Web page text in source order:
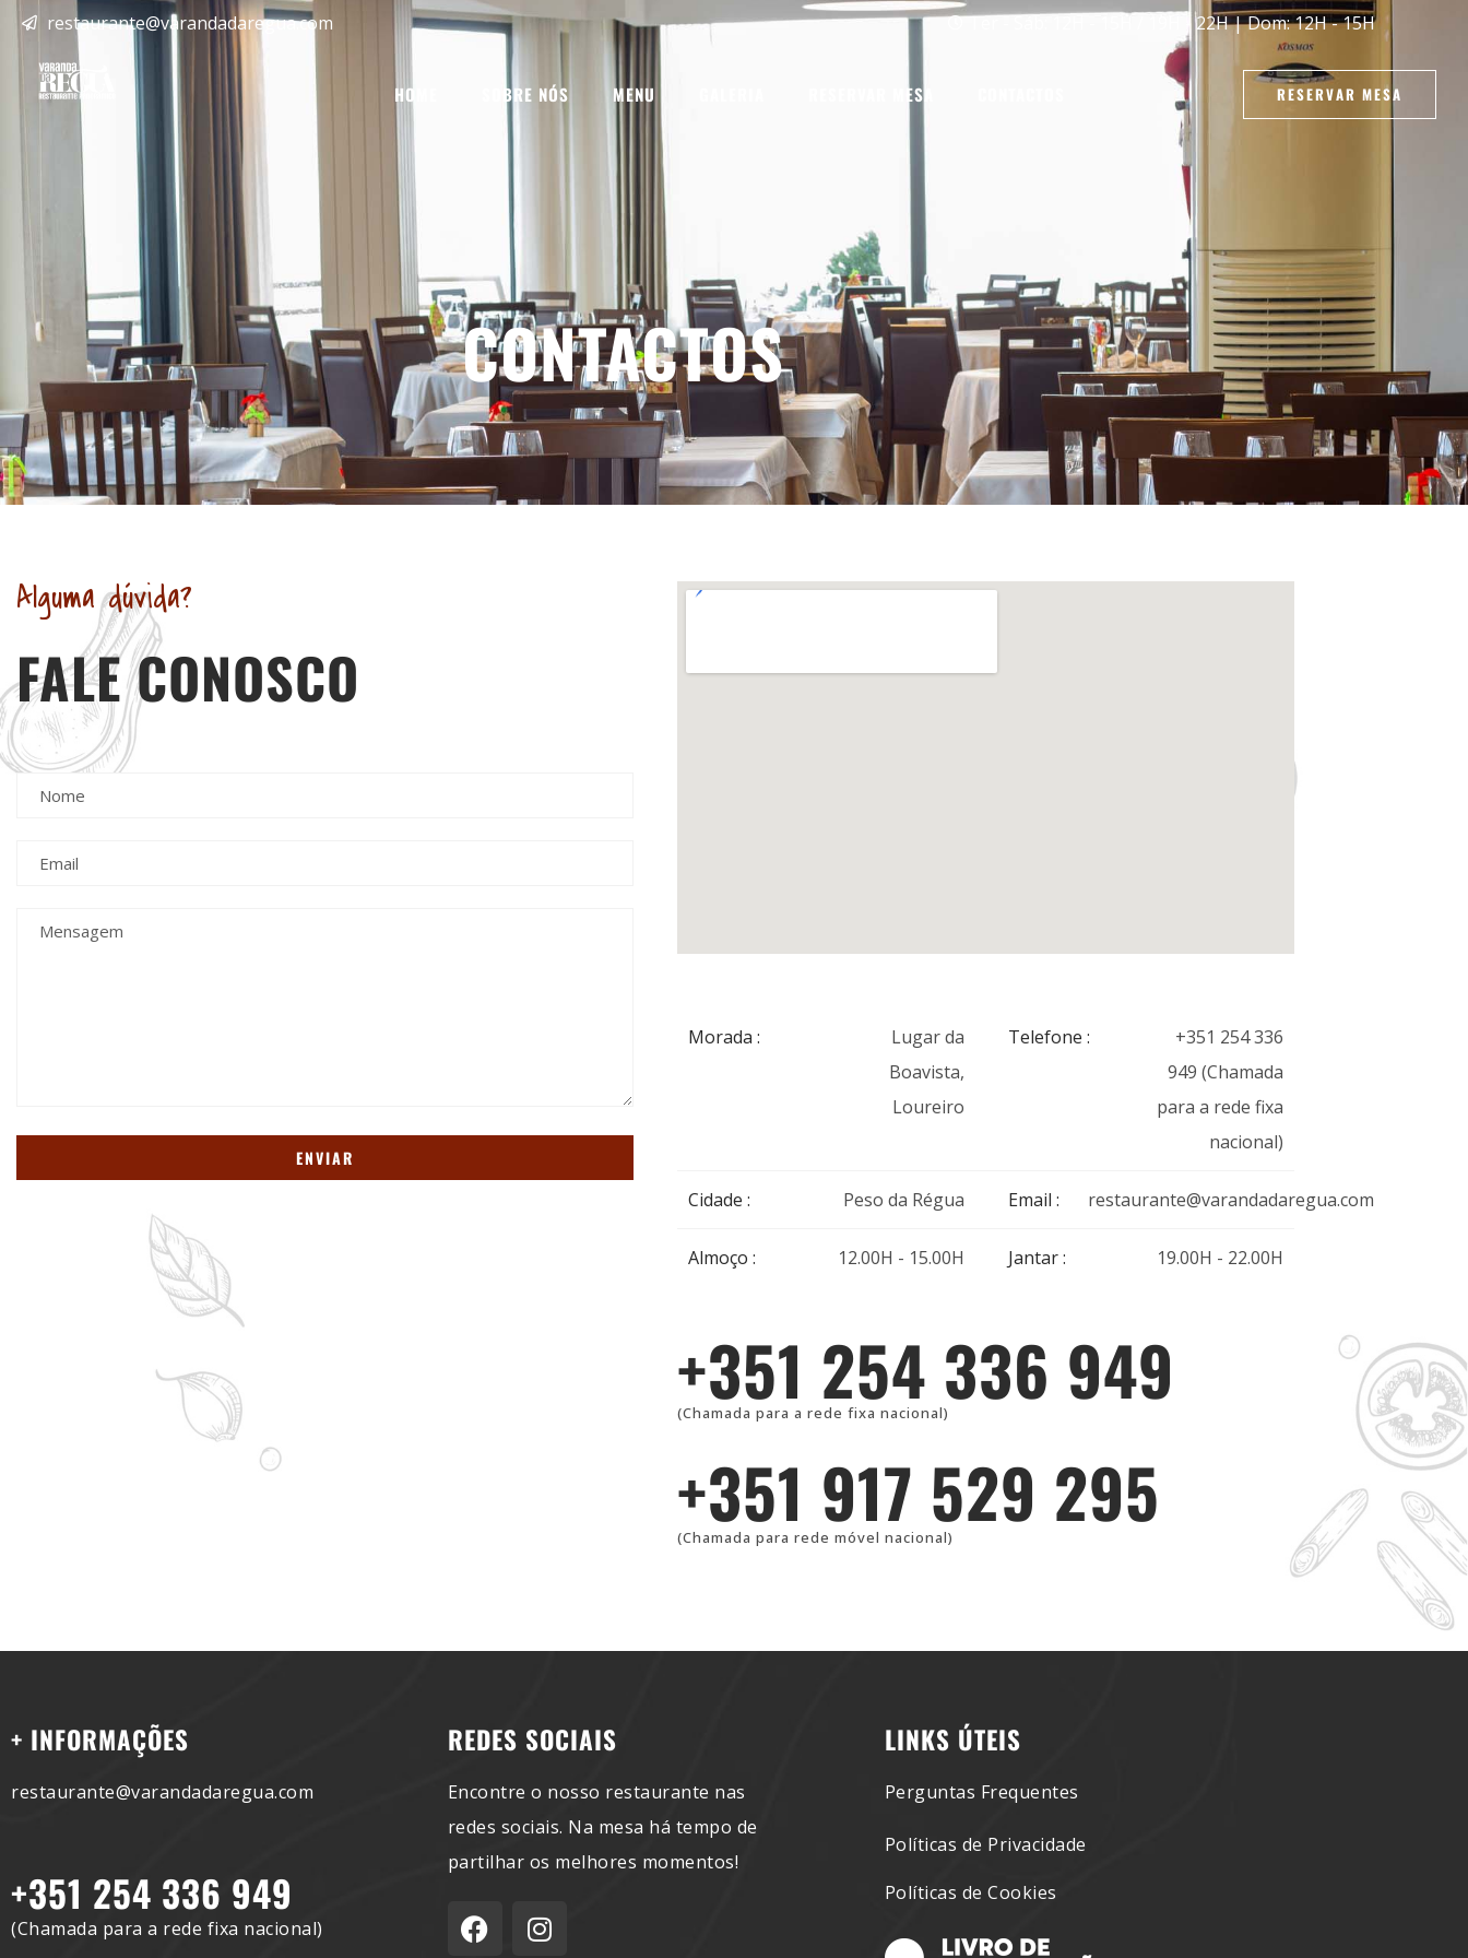
restaurante@varandadaregua.com Ter - Sáb: 12H - 15H / 19H - 22H | Dom: 12H - 15H
HOME SOBRE NÓS MENU RESERVAR MESA RESERVAR MESA
CONTACTOS
Alguma dúvida?
FALE CONOSCO
Morada :
Lugar da
Boavista,
Loureiro
Telefone :
+351 254 336
949 (Chamada
para a rede fixa
nacional)
Cidade : Peso da Régua Email : restaurante@varandadaregua.com
Almoço : 12.00H - 15.00H Jantar : 19.00H - 22.00H
+351 254 336 949
(Chamada para a rede fixa nacional)
+351 917 529 295
(Chamada para rede móvel nacional)
+ INFORMAÇÕES
restaurante@varandadaregua.com
+351 254 336 949
(Chamada para a rede fixa nacional)
REDES SOCIAIS
Encontre o nosso restaurante nas
redes sociais. Na mesa há tempo de
partilhar os melhores momentos!
LINKS ÚTEIS
Perguntas Frequentes
Políticas de Privacidade
Políticas de Cookies